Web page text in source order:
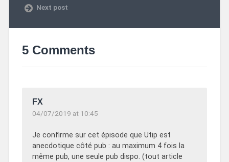
Next post
5 Comments
FX
04/07/2019 at 10:45
Je confirme sur cet épisode que Utip est
anecdotique côté pub : au maximum 4 fois la
même pub, une seule pub dispo. (tout article